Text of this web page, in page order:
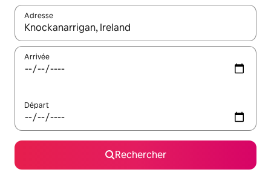
Adresse
Lorsque les résultats s'affichent, utilisez les flèches vers le
Arrivée
Départ
Rechercher